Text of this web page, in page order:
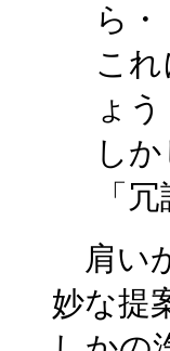
ら・
こ
ょ
し
「
肩い
妙な提